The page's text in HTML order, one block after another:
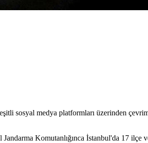
sosyal medya platformları üzerinden
Komutanlığınca İstanbul'da 17 ilçe